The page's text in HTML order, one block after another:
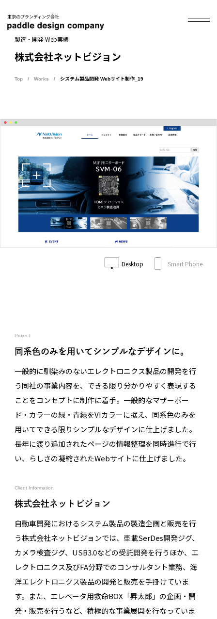
東京のブランディング会社
製造・開発 Web実績
株式会社ネットビジョン
Top Works システム製品開発 Webサイト制作_19
Desktop Smart Phone
Project
同系色のみを用いてシンプルなデザインに。
一般的に馴染みのないエレクトロニクス製品の開発を行
う同社の事業内容を、できる限り分かりやすく表現する
ことをコンセプトに制作に着手。一般的なマザーボー
ド・カラーの緑・青緑をVIカラーに据え、同系色のみを
用いてできる限りシンプルなデザインに仕上げました。
長年に渡り追加されたページの情報整理を同時進行で行
い、らしさの凝縮されたWebサイトに仕上げました。
Client Information
株式会社ネットビジョン
自動車開発におけるシステム製品の製造企画と販売を行
う株式会社ネットビジョンでは、車載SerDes開発ジグ、
カメラ検査ジグ、USB3.0などの受託開発を行うほか、エ
レクトロニクス及びFA分野でのコンサルタント業務、海
洋エレクトロニクス製品の開発と販売を手掛けていま
す。また、エレベータ用救命BOX「昇太郎」の企画・開
発・販売を行うなど、積極的な事業展開を行なっていま